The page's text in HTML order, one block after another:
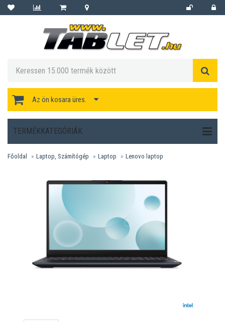
Az ön kosara üres.
TERMÉKKATEGÓRIÁK
Főoldal Laptop, Számítógép Laptop Lenovo laptop